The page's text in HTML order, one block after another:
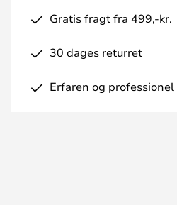
Gratis fragt fra 499,-kr.
30 dages returret
Erfaren og